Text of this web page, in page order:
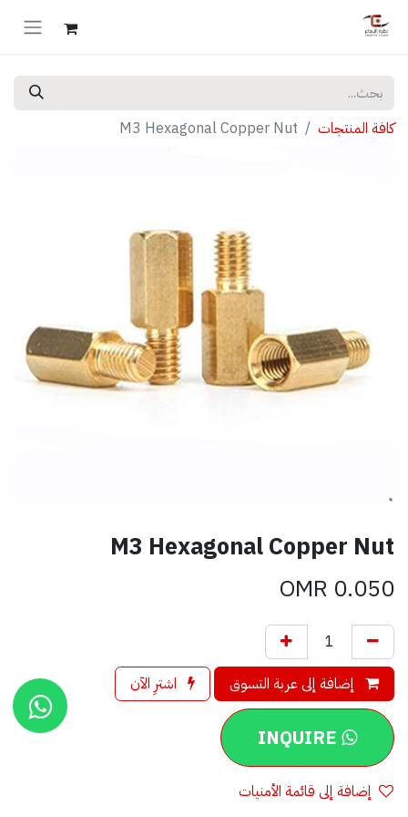
كافة المنتجات M3 Hexagonal Copper Nut
M3 Hexagonal Copper Nut
0.050
إضافة إلى عربة التسوق اشترِ الآن
INQUIRE
إضافة إلى قائمة الأمنيات